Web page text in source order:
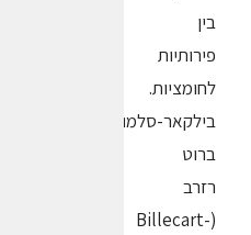
בין
פירותיות
לחומציות.
בילקאר-סלמון
ברוט
רזרב
(Billecart-